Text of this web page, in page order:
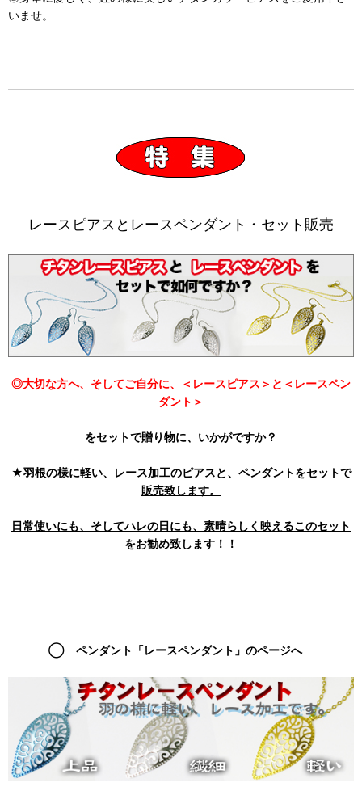
いませ。
レースピアスとレースペンダント・セット販売
◎大切な方へ、そしてご自分に、＜レースピアス＞と＜レースペン
ダント＞
をセットで贈り物に、いかがですか？
★羽根の様に軽い、レース加工のピアスと、ペンダントをセットで
販売致します。
日常使いにも、そしてハレの日にも、素晴らしく映えるこのセット
をお勧め致します！！
◯ ペンダント「レースペンダント」のページへ